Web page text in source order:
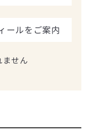
ールをご案内
せん